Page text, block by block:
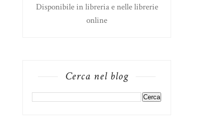
Disponibile in libreria e nelle librerie
online
Cerca nel blog